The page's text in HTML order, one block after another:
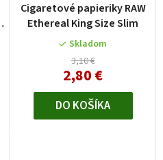
Cigaretové papieriky RAW
Ethereal King Size Slim
Skladom
3,10 €
2,80 €
DO KOŠÍKA